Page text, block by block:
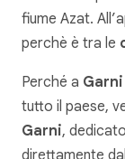
fiume Azat.
perchè è tra le
Perché a Garni
tutto il paese,
Garni,